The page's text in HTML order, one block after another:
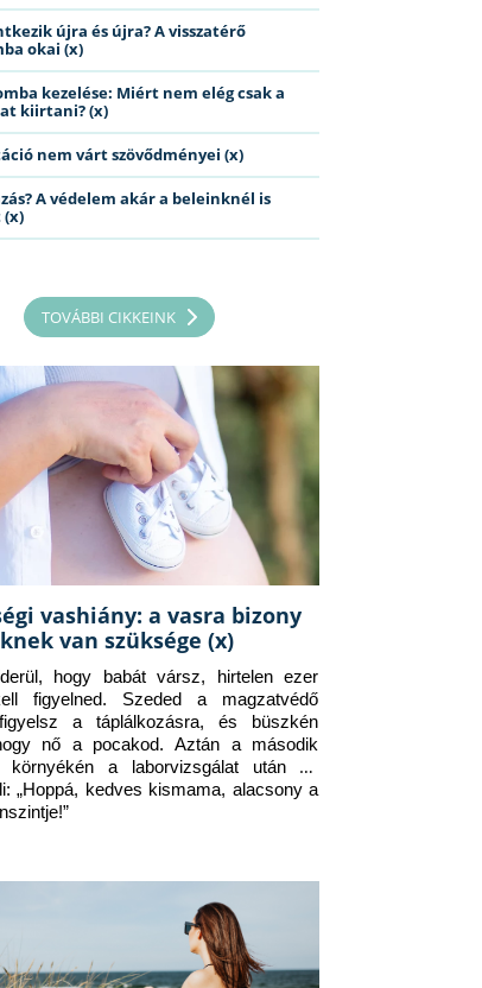
újra és újra? A visszatérő
okai (x)
kezelése: Miért nem elég csak a
kiirtani? (x)
nem várt szövődményei (x)
A védelem akár a beleinknél is
(x)
TOVÁBBI CIKKEINK
vashiány: a vasra bizony
van szüksége (x)
hogy babát vársz, hirtelen ezer
figyelned. Szeded a magzatvédő
a táplálkozásra, és büszkén
nő a pocakod. Aztán a második
környékén a laborvizsgálat után az
„Hoppá, kedves kismama, alacsony a